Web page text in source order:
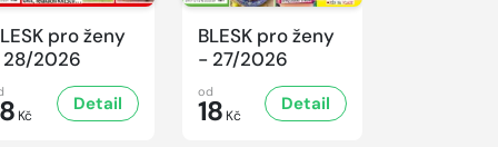
pro ženy
2026
Kč
Detail
BLESK pro ženy
- 27/2026
od
18 Kč
Detail